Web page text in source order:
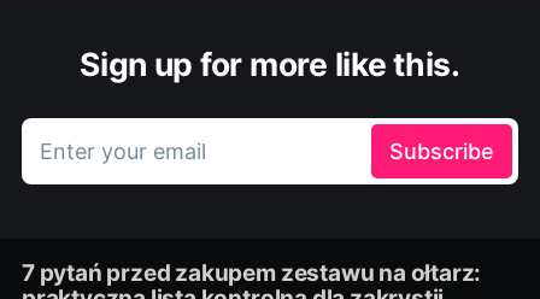
Sign up for more like this.
Enter your email Subscribe
7 pytań przed zakupem zestawu na ołtarz: